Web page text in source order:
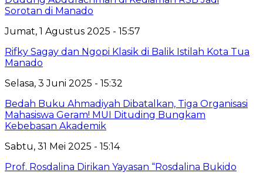
Sorotan di Manado
Jumat, 1 Agustus 2025 - 15:57
Rifky Sagay dan Ngopi Klasik di Balik Istilah Kota Tua
Manado
Selasa, 3 Juni 2025 - 15:32
Bedah Buku Ahmadiyah Dibatalkan, Tiga Organisasi
Mahasiswa Geram! MUI Dituding Bungkam
Kebebasan Akademik
Sabtu, 31 Mei 2025 - 15:14
Prof. Rosdalina Dirikan Yayasan “Rosdalina Bukido